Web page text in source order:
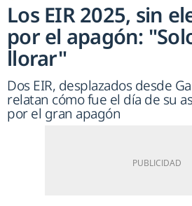
Los EIR 2025, sin
por el apagón:
llorar"
Dos EIR, desplazados desde
relatan cómo fue el día de su
por el gran apagón